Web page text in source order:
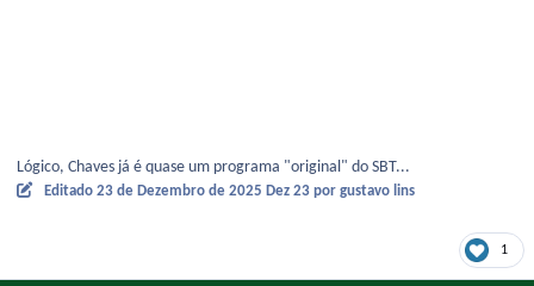
Lógico, Chaves já é quase um programa "original" do SBT...
Editado 23 de Dezembro de 2025 Dez 23por gustavo lins
1